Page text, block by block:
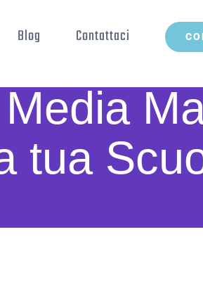
Blog Contattaci
tua